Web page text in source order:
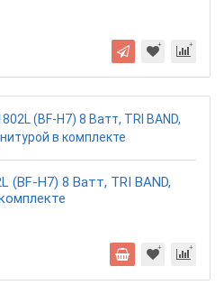
(BF-H7) 8 Ватт, TRI BAND,